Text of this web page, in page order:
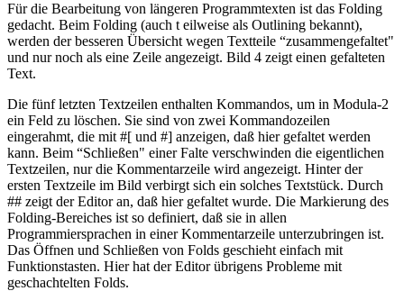
Für die Bearbeitung von längeren Programmtexten ist das Folding
gedacht. Beim Folding (auch t eilweise als Outlining bekannt),
werden der besseren Übersicht wegen Textteile “zusammengefaltet"
und nur noch als eine Zeile angezeigt. Bild 4 zeigt einen gefalteten
Text.
Die fünf letzten Textzeilen enthalten Kommandos, um in Modula-2
ein Feld zu löschen. Sie sind von zwei Kommandozeilen
eingerahmt, die mit #[ und #] anzeigen, daß hier gefaltet werden
kann. Beim “Schließen" einer Falte verschwinden die eigentlichen
Textzeilen, nur die Kommentarzeile wird angezeigt. Hinter der
ersten Textzeile im Bild verbirgt sich ein solches Textstück. Durch
## zeigt der Editor an, daß hier gefaltet wurde. Die Markierung des
Folding-Bereiches ist so definiert, daß sie in allen
Programmiersprachen in einer Kommentarzeile unterzubringen ist.
Das Öffnen und Schließen von Folds geschieht einfach mit
Funktionstasten. Hier hat der Editor übrigens Probleme mit
geschachtelten Folds.